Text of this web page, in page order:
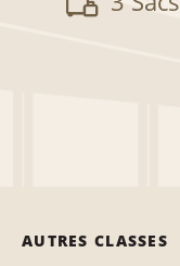
AUTRES CLASSES